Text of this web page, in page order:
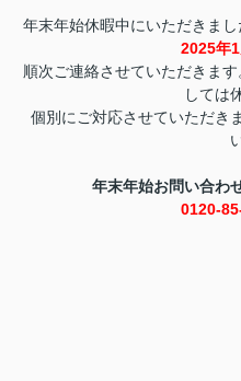
年末年始休暇中にいただきま
2025年1
順次ご連絡させていただきま
しては
個別にご対応させていただき
年末年始お問い合わ
0120-